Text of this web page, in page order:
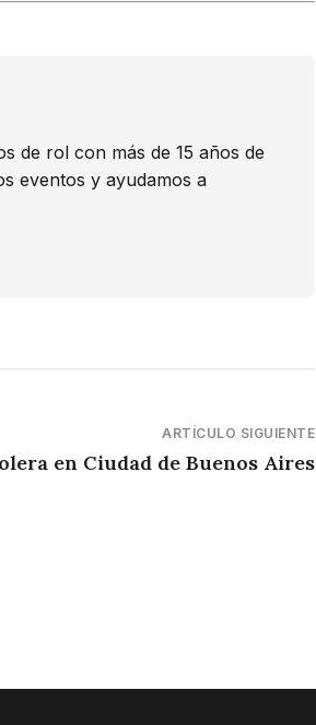
de rol con más de 15 años de
eventos y ayudamos a
ARTÍCULO SIGUIENTE
en Ciudad de Buenos Aires